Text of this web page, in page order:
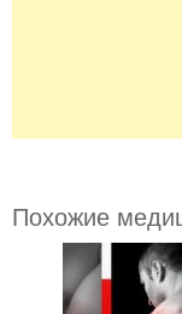
Похожие